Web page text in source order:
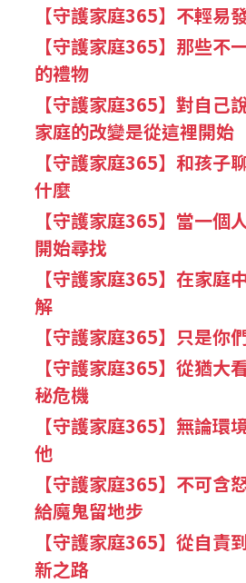
【守護家庭365】不輕易
【守護家庭365】那些不
的禮物
【守護家庭365】對自己
家庭的改變是從這裡開始
【守護家庭365】和孩子
什麼
【守護家庭365】當一個
開始尋找
【守護家庭365】在家庭
解
【守護家庭365】只是你
【守護家庭365】從猶大
秘危機
【守護家庭365】無論環
他
【守護家庭365】不可含
給魔鬼留地步
【守護家庭365】從自責
新之路